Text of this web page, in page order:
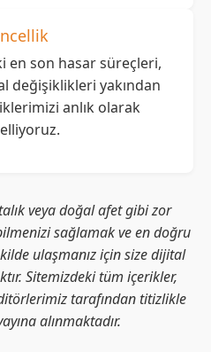
en son hasar süreçleri,
değişiklikleri yakından
anlık olarak
veya doğal afet gibi zor
sağlamak ve en doğru
ulaşmanız için size dijital
Sitemizdeki tüm içerikler,
tarafından titizlikle
alınmaktadır.